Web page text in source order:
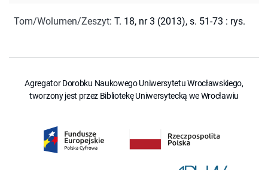
Tom/Wolumen/Zeszyt: T. 18, nr 3 (2013), s. 51-73 : rys.
Agregator Dorobku Naukowego Uniwersytetu Wrocławskiego,
tworzony jest przez Bibliotekę Uniwersytecką we Wrocławiu